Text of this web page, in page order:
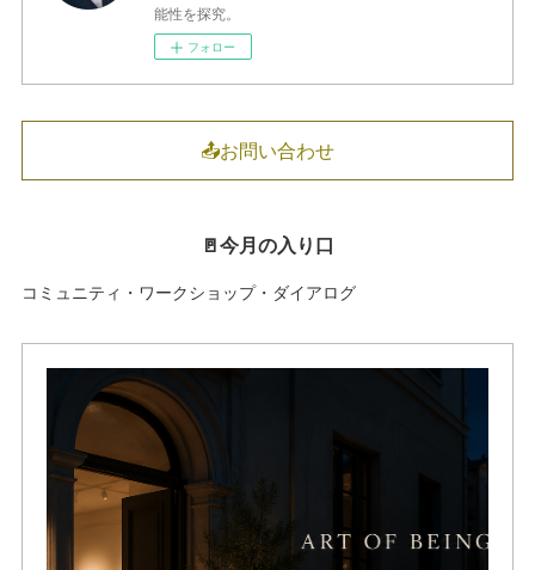
能性を探究。
フォロー
📤お問い合わせ
🚪今月の入り口
コミュニティ・ワークショップ・ダイアログ